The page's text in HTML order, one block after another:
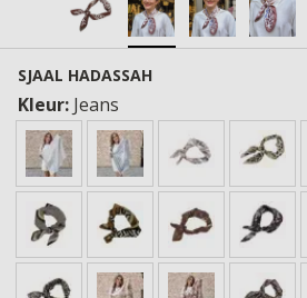
SJAAL HADASSAH
Kleur: Jeans